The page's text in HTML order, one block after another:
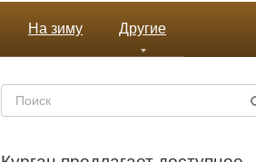
На зиму Другие
Поиск: